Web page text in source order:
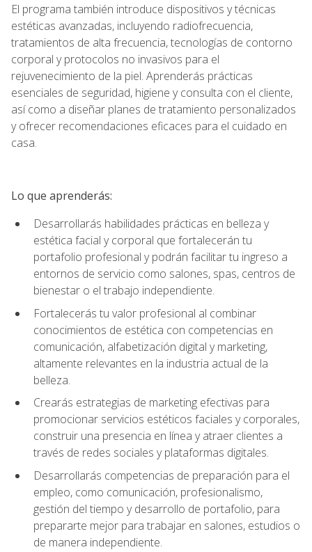
El programa también introduce dispositivos y técnicas
estéticas avanzadas, incluyendo radiofrecuencia,
tratamientos de alta frecuencia, tecnologías de contorno
corporal y protocolos no invasivos para el
rejuvenecimiento de la piel. Aprenderás prácticas
esenciales de seguridad, higiene y consulta con el cliente,
así como a diseñar planes de tratamiento personalizados
y ofrecer recomendaciones eficaces para el cuidado en
casa.
Lo que aprenderás:
Desarrollarás habilidades prácticas en belleza y
estética facial y corporal que fortalecerán tu
portafolio profesional y podrán facilitar tu ingreso a
entornos de servicio como salones, spas, centros de
bienestar o el trabajo independiente.
Fortalecerás tu valor profesional al combinar
conocimientos de estética con competencias en
comunicación, alfabetización digital y marketing,
altamente relevantes en la industria actual de la
belleza.
Crearás estrategias de marketing efectivas para
promocionar servicios estéticos faciales y corporales,
construir una presencia en línea y atraer clientes a
través de redes sociales y plataformas digitales.
Desarrollarás competencias de preparación para el
empleo, como comunicación, profesionalismo,
gestión del tiempo y desarrollo de portafolio, para
prepararte mejor para trabajar en salones, estudios o
de manera independiente.